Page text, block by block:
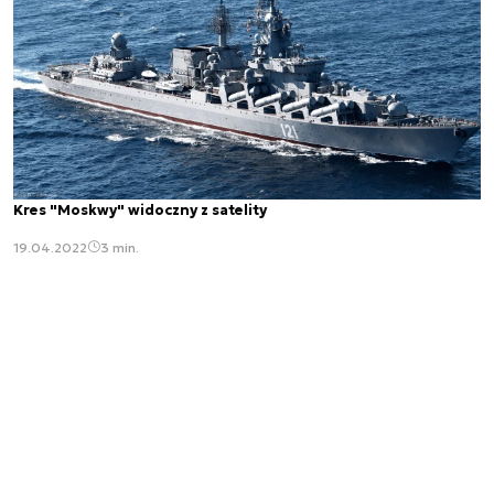
Kres "Moskwy" widoczny z satelity
19.04.2022 3 min.